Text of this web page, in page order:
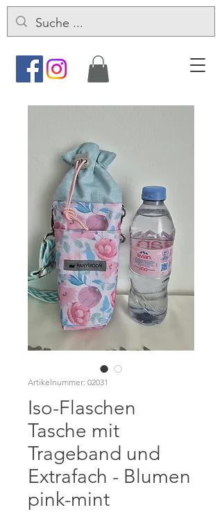
Artikelnummer: 02031
Iso-Flaschen
Tasche mit
Trageband und
Extrafach - Blumen
pink-mint